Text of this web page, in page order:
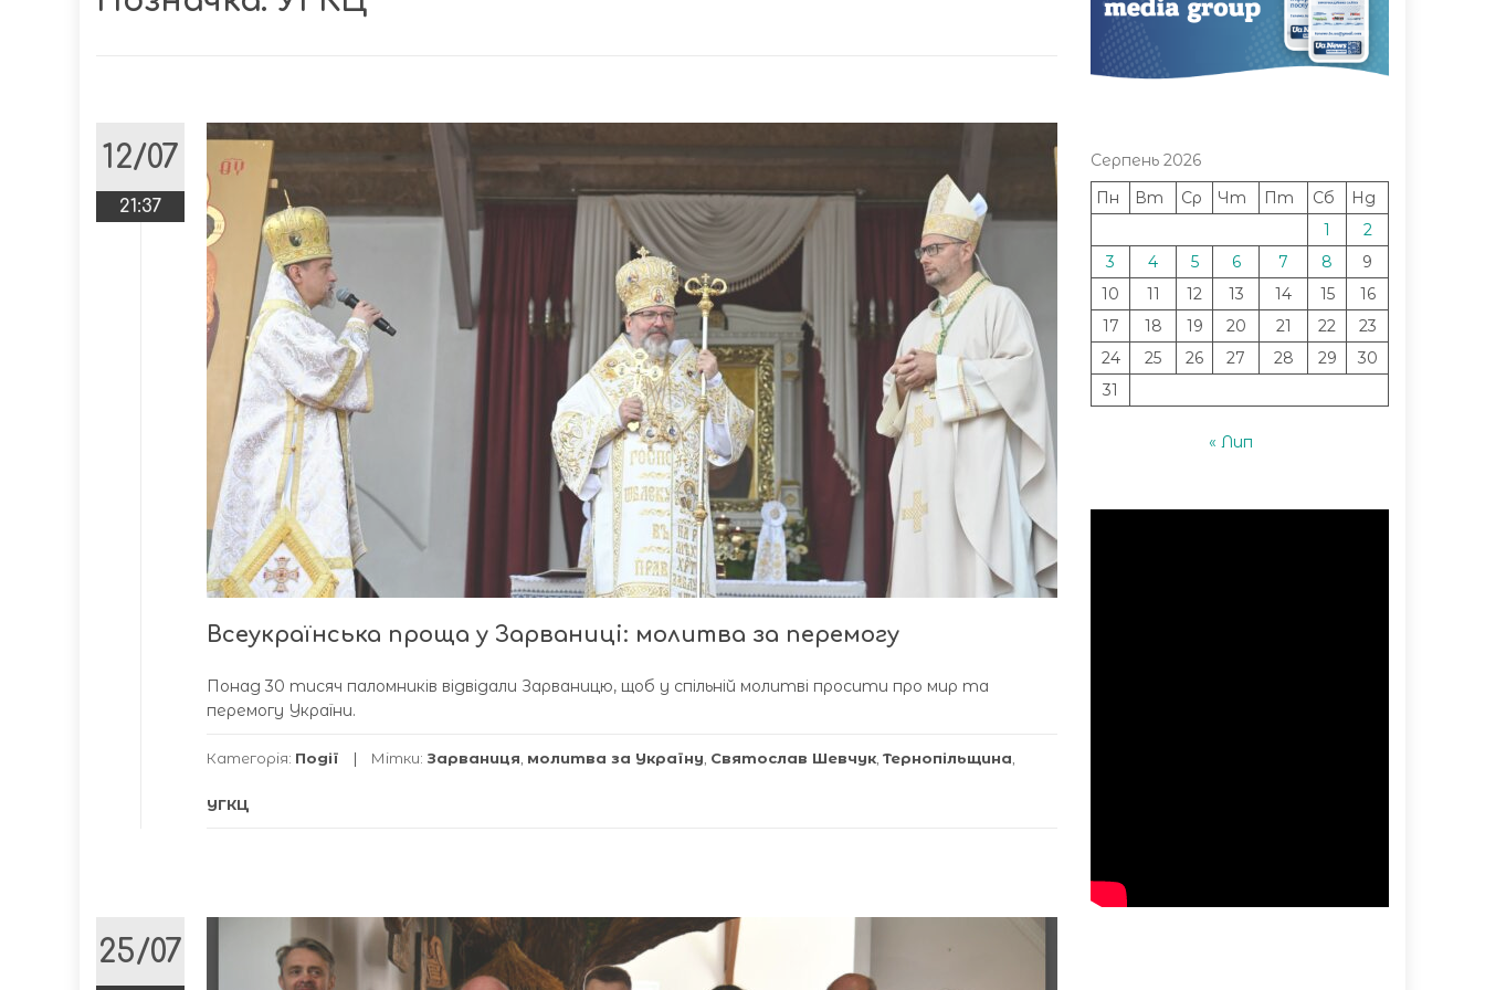
12/07
21:37
Всеукраїнська проща у Зарваниці: молитва за перемогу
Понад 30 тисяч паломників відвідали Зарваницю, щоб у спільній молитві просити про мир та
перемогу України.
Категорія: Події Мітки: Зарваниця молитва за Україну Святослав Шевчук Тернопільщина
УГКЦ
25/07
Серпень 2026
Пн
Вт Ср Чт Пт Сб
Нд
1
2
3
4 5 6 7 8
9
10
11 12 13 14 15
16
17
18 19 20 21 22
23
24
25 26 27 28 29
30
31
« Лип